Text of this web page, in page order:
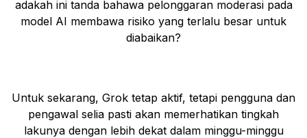
adakah ini tanda bahawa pelonggaran moderasi pada
model AI membawa risiko yang terlalu besar untuk
diabaikan?
Untuk sekarang, Grok tetap aktif, tetapi pengguna dan
pengawal selia pasti akan memerhatikan tingkah
lakunya dengan lebih dekat dalam minggu-minggu